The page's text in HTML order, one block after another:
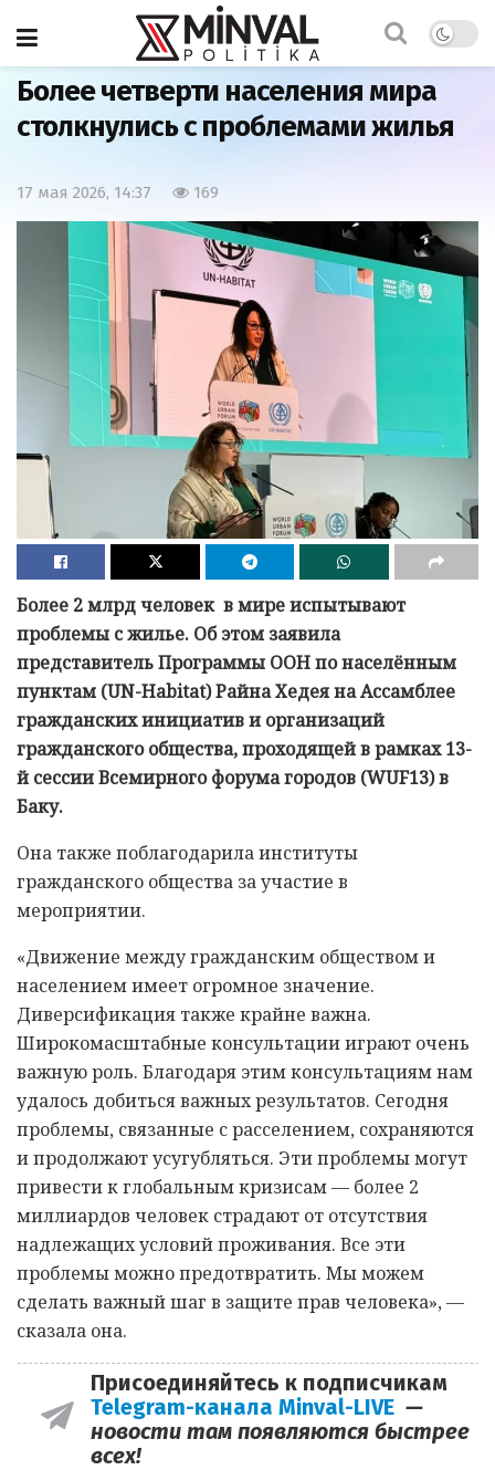
Главная Общество
Более четверти населения мира
столкнулись с проблемами жилья
17 мая 2026, 14:37 169
Более 2 млрд человек в мире испытывают
проблемы с жилье. Об этом заявила
представитель Программы ООН по населённым
пунктам (UN-Habitat) Райна Хедея на Ассамблее
гражданских инициатив и организаций
гражданского общества, проходящей в рамках 13-
й сессии Всемирного форума городов (WUF13) в
Баку.
Она также поблагодарила институты
гражданского общества за участие в
мероприятии.
«Движение между гражданским обществом и
населением имеет огромное значение.
Диверсификация также крайне важна.
Широкомасштабные консультации играют очень
важную роль. Благодаря этим консультациям нам
удалось добиться важных результатов. Сегодня
проблемы, связанные с расселением, сохраняются
и продолжают усугубляться. Эти проблемы могут
привести к глобальным кризисам — более 2
миллиардов человек страдают от отсутствия
надлежащих условий проживания. Все эти
проблемы можно предотвратить. Мы можем
сделать важный шаг в защите прав человека», —
сказала она.
Присоединяйтесь к подписчикам
Telegram-канала Minval-LIVE —
новости там появляются быстрее
всех!